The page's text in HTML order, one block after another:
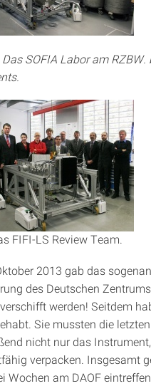
SOFIA Labor am
FIFI-LS Review Team.
2013 gab das
des Deutschen
werden! Seitdem
Sie mussten die
nicht nur das
verpacken. Insgesamt
Wochen am DAOF eintreffen